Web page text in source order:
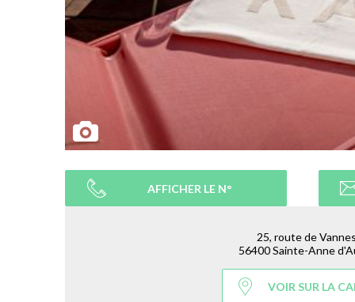
AFFICHER LE N°
25, route de Vannes
56400 Sainte-Anne
VOIR SUR LA